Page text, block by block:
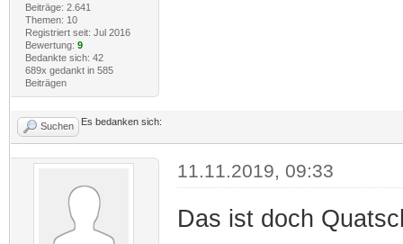
Beiträge: 2.641
Themen: 10
Registriert seit: Jul 2016
Bewertung: 9
Bedankte sich: 42
689x gedankt in 585
Beiträgen
Suchen Es bedanken sich:
11.11.2019, 09:33
Das ist doch